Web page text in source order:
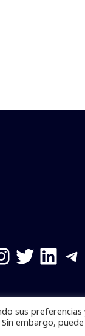
Twitter
prohibe el
por
sus
embargo,